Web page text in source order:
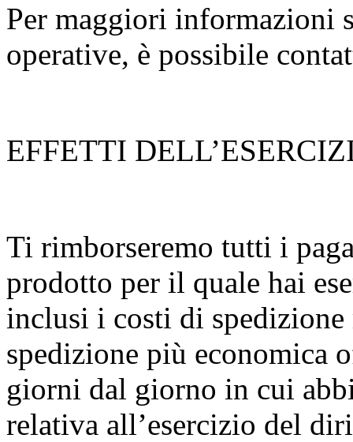
Per maggiori informazioni
operative, è possibile
EFFETTI
Ti rimborseremo tutti i
prodotto per il quale hai
inclusi i costi di
spedizione più economica
giorni dal giorno in cui
relativa all’esercizio del